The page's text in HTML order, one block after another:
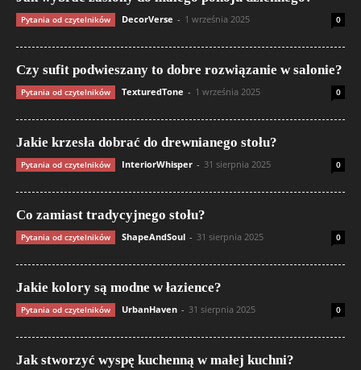
Pytania od czytelników DecorVerse - 1 września 2025 0
Czy sufit podwieszany to dobre rozwiązanie w salonie?
Pytania od czytelników TexturedTone - 1 września 2025 0
Jakie krzesła dobrać do drewnianego stołu?
Pytania od czytelników InteriorWhisper - 31 sierpnia 2025 0
Co zamiast tradycyjnego stołu?
Pytania od czytelników ShapeAndSoul - 31 sierpnia 2025 0
Jakie kolory są modne w łazience?
Pytania od czytelników UrbanHaven - 31 sierpnia 2025 0
Jak stworzyć wyspę kuchenną w małej kuchni?